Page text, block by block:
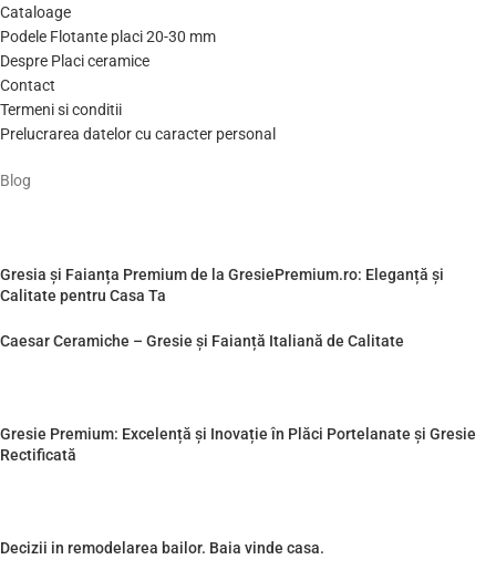
Cataloage
Podele Flotante placi 20-30 mm
Despre Placi ceramice
Contact
Termeni si conditii
Prelucrarea datelor cu caracter personal
Blog
Gresia și Faianța Premium de la GresiePremium.ro: Eleganță și
Calitate pentru Casa Ta
Caesar Ceramiche – Gresie și Faianță Italiană de Calitate
Gresie Premium: Excelență și Inovație în Plăci Portelanate și Gresie
Rectificată
Decizii in remodelarea bailor. Baia vinde casa.